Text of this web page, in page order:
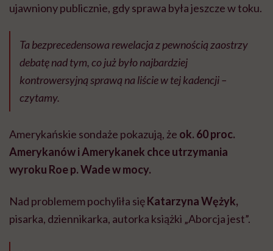
ujawniony publicznie, gdy sprawa była jeszcze w toku.
Ta bezprecedensowa rewelacja z pewnością zaostrzy
debatę nad tym, co już było najbardziej
kontrowersyjną sprawą na liście w tej kadencji –
czytamy.
Amerykańskie sondaże pokazują, że ok. 60 proc.
Amerykanów i Amerykanek chce utrzymania
wyroku Roe p. Wade w mocy.
Nad problemem pochyliła sięKatarzyna Wężyk,
pisarka, dziennikarka, autorka książki „Aborcja jest”.